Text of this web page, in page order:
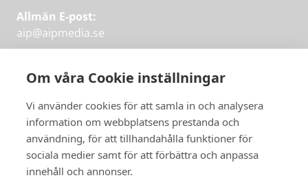
Om våra Cookie inställningar
Vi använder cookies för att samla in och analysera
information om webbplatsens prestanda och
användning, för att tillhandahålla funktioner för
sociala medier samt för att förbättra och anpassa
innehåll och annonser.
Allmän E-post:
aip@aipmedia.se
aip@flowyinfo.seeller 08-1210 60 40.
Instagram
LinkedIn
Twitter
Facebook
Få veckans bästa